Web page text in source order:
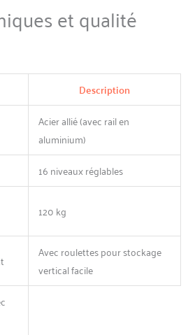
pas, et le coussin
ergonomique et moelleux
rameurs Dripex peuvent être
connectés à des applications
comme Kinomap et FS. Ces
technologies intelligentes
vous offrent des possibilités
d'entraînement interactives
directement chez vous.
réel et améliorez votre
grâce à des séances
virtuelles interactives, des
compétitions et des défis
personnalisés. Dripex
et qualité
Description
Acier allié (avec rail en
aluminium)
16 niveaux réglables
120 kg
Avec roulettes pour stockage
vertical facile